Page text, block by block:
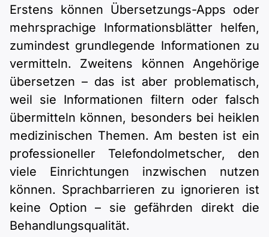
Erstens können Übersetzungs-Apps oder
mehrsprachige Informationsblätter helfen,
zumindest grundlegende Informationen zu
vermitteln. Zweitens können Angehörige
übersetzen – das ist aber problematisch,
weil sie Informationen filtern oder falsch
übermitteln können, besonders bei heiklen
medizinischen Themen. Am besten ist ein
professioneller Telefondolmetscher, den
viele Einrichtungen inzwischen nutzen
können. Sprachbarrieren zu ignorieren ist
keine Option – sie gefährden direkt die
Behandlungsqualität.